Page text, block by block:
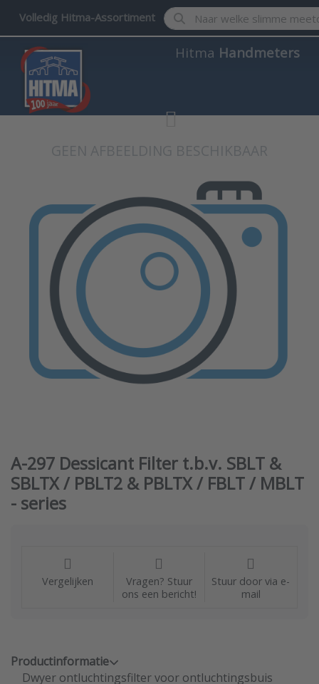
Volledig Hitma-Assortiment Enter a search term.
Hitma Handmeters
A-297 Dessicant Filter t.b.v. SBLT &
SBLTX / PBLT2 & PBLTX / FBLT / MBLT
- series
Vergelijken
Vragen? Stuur
ons een bericht!
Stuur door via e-
mail
Productinformatie
Dwyer ontluchtingsfilter voor ontluchtingsbuis